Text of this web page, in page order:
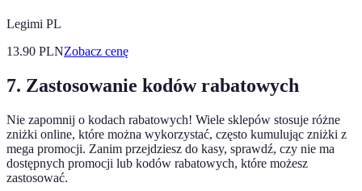
Legimi PL
13.90 PLNZobacz cenę
7. Zastosowanie kodów rabatowych
Nie zapomnij o kodach rabatowych! Wiele sklepów stosuje różne
zniżki online, które można wykorzystać, często kumulując zniżki z
mega promocji. Zanim przejdziesz do kasy, sprawdź, czy nie ma
dostępnych promocji lub kodów rabatowych, które możesz
zastosować.